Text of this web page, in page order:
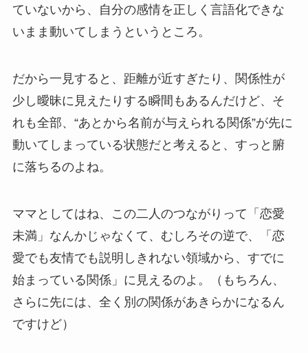
ていないから、自分の感情を正しく言語化できな
いまま動いてしまうというところ。
だから一見すると、距離が近すぎたり、関係性が
少し曖昧に見えたりする瞬間もあるんだけど、そ
れも全部、“あとから名前が与えられる関係”が先に
動いてしまっている状態だと考えると、すっと腑
に落ちるのよね。
ママとしてはね、この二人のつながりって「恋愛
未満」なんかじゃなくて、むしろその逆で、「恋
愛でも友情でも説明しきれない領域から、すでに
始まっている関係」に見えるのよ。（もちろん、
さらに先には、全く別の関係があきらかになるん
ですけど）